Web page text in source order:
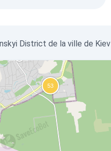
District de la ville de Kiev